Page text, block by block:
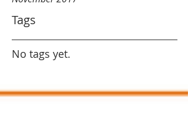
Tags
No tags yet.